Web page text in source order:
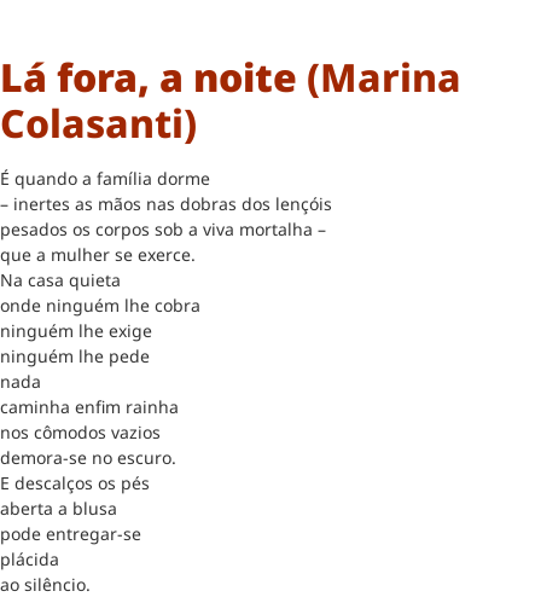
Lá fora, a noite (Marina
Colasanti)
É quando a família dorme
– inertes as mãos nas dobras dos lençóis
pesados os corpos sob a viva mortalha –
que a mulher se exerce.
Na casa quieta
onde ninguém lhe cobra
ninguém lhe exige
ninguém lhe pede
nada
caminha enfim rainha
nos cômodos vazios
demora-se no escuro.
E descalços os pés
aberta a blusa
pode entregar-se
plácida
ao silêncio.